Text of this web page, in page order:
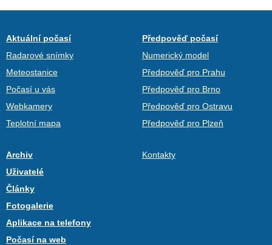
Aktuální počasí
Radarové snímky
Meteostanice
Počasí u vás
Webkamery
Teplotní mapa
Předpověď počasí
Numerický model
Předpověď pro Prahu
Předpověď pro Brno
Předpověď pro Ostravu
Předpověď pro Plzeň
Archiv
Uživatelé
Články
Fotogalerie
Aplikace na telefony
Počasí na web
Kontakty